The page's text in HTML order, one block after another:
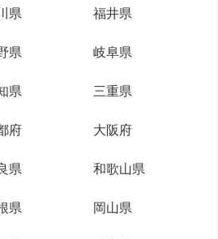
県 福井県
県 岐阜県
県 三重県
府 大阪府
県 和歌山県
県 岡山県